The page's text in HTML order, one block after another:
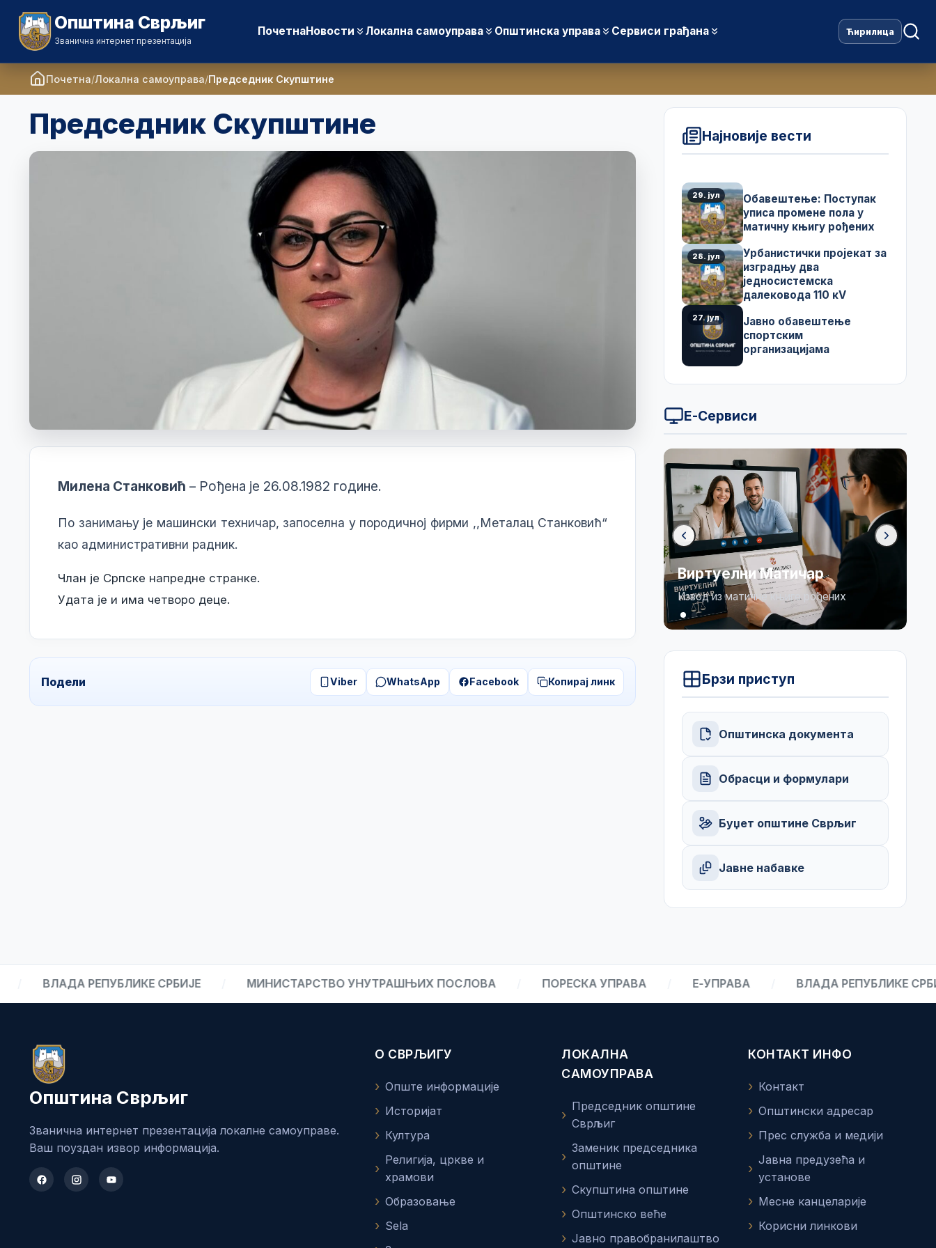
Општина Сврљиг
Званична интернет презентација
ПочетнаНовости Локална самоуправа Општинска управа Сервиси грађана Ћирилица
Почетна Локална самоуправа Председник Скупштине
Председник Скупштине
Милена Станковић – Рођена је 26.08.1982 године.
По занимању је машински техничар, запоселна у породичној фирми ,,Металац Станковић“
као административни радник.
Члан је Српске напредне странке.
Удата је и има четворо деце.
Подели Viber WhatsApp Facebook Копирај линк
Најновије вести
29. јул
Обавештење: Поступак
уписа промене пола у
матичну књигу рођених
28. јул
Урбанистички пројекат за
изградњу два
једносистемска
далековода 110 кV
27. јул
Јавно обавештење
спортским
организацијама
Е-Сервиси
Виртуелни Матичар
Извод из матичне књиге рођених
Брзи приступ
Општинска документа
Обрасци и формулари
Буџет општине Сврљиг
Јавне набавке
ВЛАДА РЕПУБЛИКЕ СРБИЈЕ / МИНИСТАРСТВО УНУТРАШЊИХ ПОСЛОВА / ПОРЕСКА УПРАВА / Е-УПРАВА / ВЛАДА РЕПУБЛИКЕ СРБИЈЕ
Општина Сврљиг
Званична интернет презентација локалне самоуправе.
Ваш поуздан извор информација.
О СВРЉИГУ
Опште информације
Историјат
Култура
Религија, цркве и
храмови
Образовање
Sela
ЛОКАЛНА
САМОУПРАВА
Председник општине
Сврљиг
Заменик председника
општине
Скупштина општине
Општинско веће
Јавно правобранилаштво
КОНТАКТ ИНФО
Контакт
Општински адресар
Прес служба и медији
Јавна предузећа и
установе
Месне канцеларије
Корисни линкови